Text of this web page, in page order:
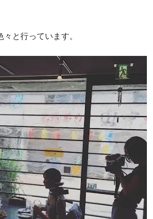
と行っています。
ジンは会員登録から！＞